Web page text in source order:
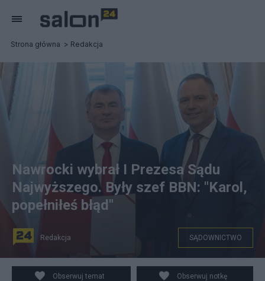
Strona główna Redakcja
Nawrocki wybrał I Prezesa Sądu
Najwyższego. Były szef BBN: "Karol,
popełniłeś błąd"
Redakcja SĄDOWNICTWO
Obserwuj temat Obserwuj notkę